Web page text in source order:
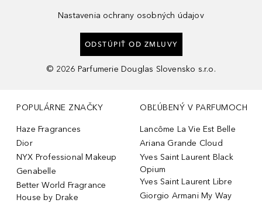
Nastavenia ochrany osobných údajov
ODSTÚPIŤ OD ZMLUVY
© 2026 Parfumerie Douglas Slovensko s.r.o.
POPULÁRNE ZNAČKY
Haze Fragrances
Dior
NYX Professional Makeup
Genabelle
Better World Fragrance
House by Drake
OBĽÚBENÝ V PARFUMOCH
Lancôme La Vie Est Belle
Ariana Grande Cloud
Yves Saint Laurent Black
Opium
Yves Saint Laurent Libre
Giorgio Armani My Way